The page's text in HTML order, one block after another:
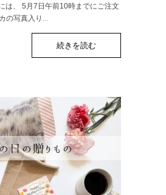
は、 5月7日午前10時までにご注文
の写真入り ...
続きを読む